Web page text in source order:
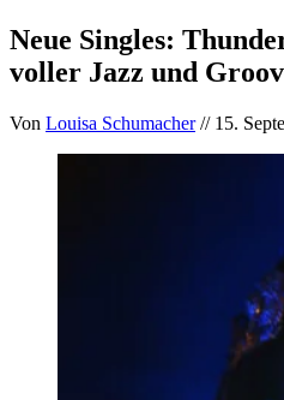
Neue Singles:
voller Jazz und
Von Louisa Schumacher// 15.